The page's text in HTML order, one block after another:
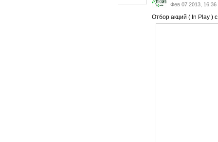
Фев 07 2013, 16:36
Отбор акций ( In Play )